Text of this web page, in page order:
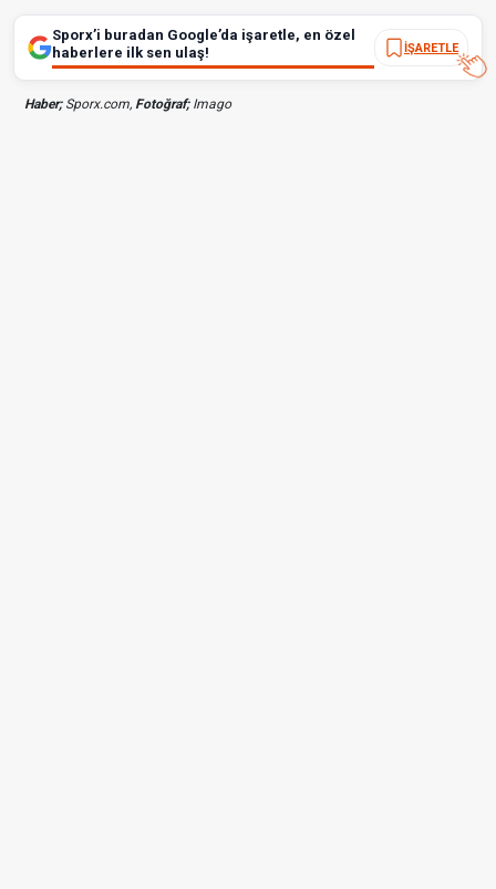
Sporx’i buradan Google’da işaretle, en özel
haberlere ilk sen ulaş!
İŞARETLE
Haber;Sporx.com, Fotoğraf;Imago